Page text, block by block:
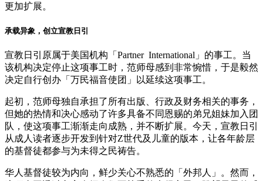
更加扩展。
承载异象，创立宣教日引
宣教日引原属于美国机构「Partner International」的事工。当
该机构决定停止这项事工时，范师母感到非常惋惜，于是毅然
决定自行创办「万民福音使团」以延续这项事工。
起初，范师母独自承担了所有出版、行政及财务相关的事务，
但她的热情和决心感动了许多具备不同恩赐的弟兄姐妹加入团
队，使这项事工渐渐走向成熟，并不断扩展。今天，宣教日引
从成人读者逐步开发到针对Z世代及儿童的版本，让各年龄层
的基督徒都参与为未得之民祷告。
华人基督徒较为内向，鲜少关心不熟悉的「外邦人」。然而，